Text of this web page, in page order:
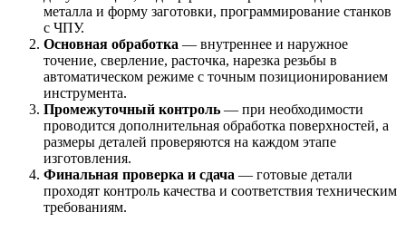
металла и форму заготовки, программирование станков
с ЧПУ.
Основная обработка — внутреннее и наружное
точение, сверление, расточка, нарезка резьбы в
автоматическом режиме с точным позиционированием
инструмента.
Промежуточный контроль — при необходимости
проводится дополнительная обработка поверхностей, а
размеры деталей проверяются на каждом этапе
изготовления.
Финальная проверка и сдача — готовые детали
проходят контроль качества и соответствия техническим
требованиям.